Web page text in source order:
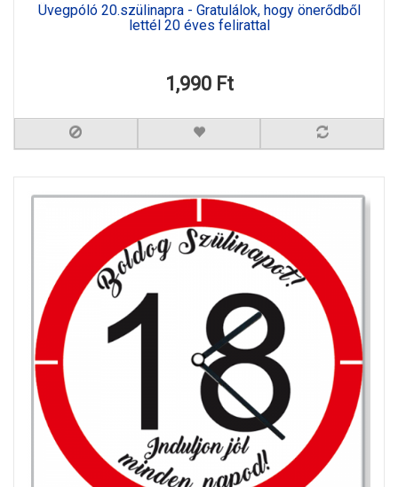
Üvegpóló 20.szülinapra - Gratulálok, hogy önerődből
lettél 20 éves felirattal
1,990 Ft